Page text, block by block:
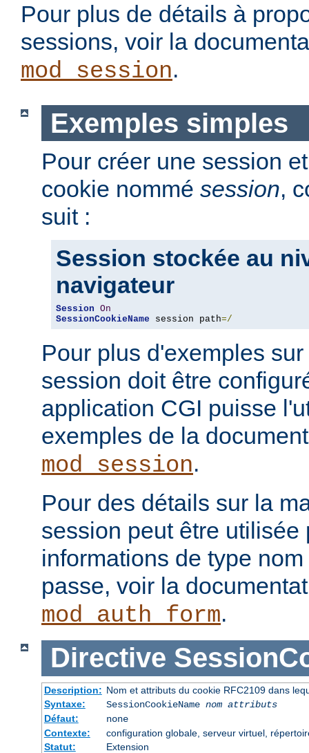
Pour plus de détails à
sessions, voir la
mod_session.
Exemples simples
Pour créer une session
cookie nommé session,
suit :
Session stockée au
navigateur
Session On
SessionCookieName session path=/
Pour plus d'exemples
session doit être
application CGI puisse
exemples de la
mod_session.
Pour des détails sur la
session peut être utilisée
informations de type
passe, voir la
mod_auth_form.
Directive
Description: Nom et attributs du cookie RFC2109 dans
Syntaxe:
SessionCookieName nom attributs
Défaut:
none
Contexte:
configuration globale, serveur virtuel,
Statut:
Extension